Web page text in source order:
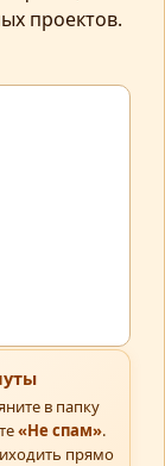
проектов.
в папку
«Не спам».
прямо